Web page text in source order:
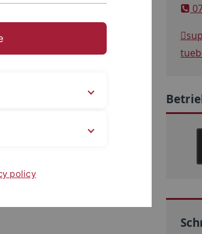
aktivieren sich die Clients
noch um etwas
policy